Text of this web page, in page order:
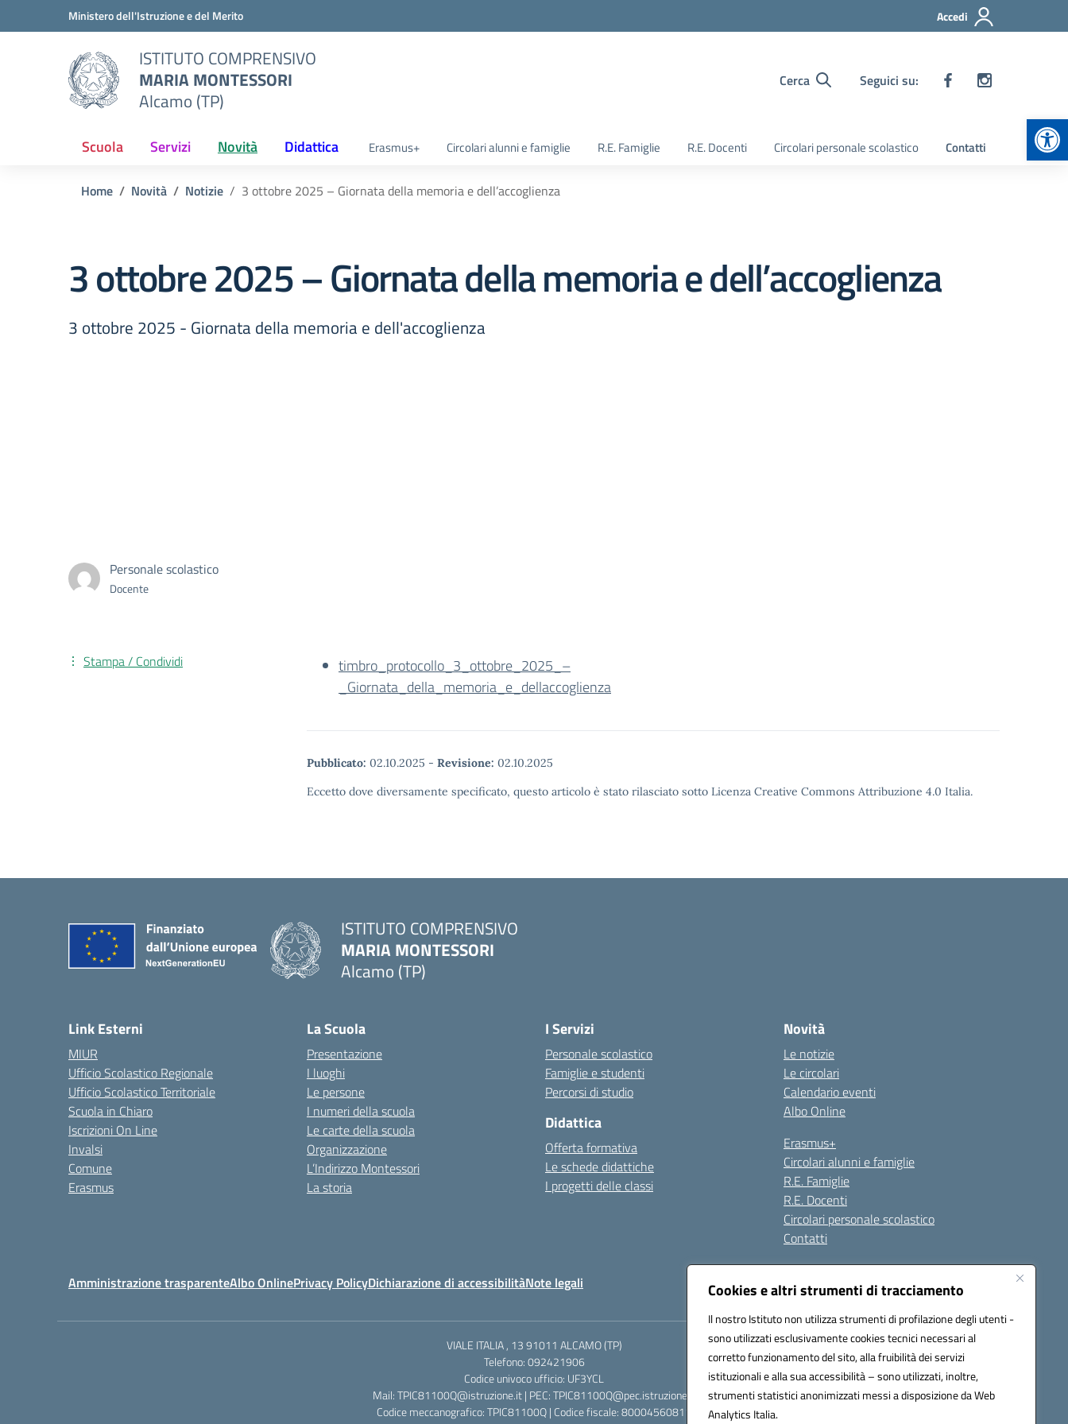
Cookies e altri strumenti di tracciamento
Il nostro Istituto non utilizza strumenti di profilazione degli utenti -
sono utilizzati esclusivamente cookies tecnici necessari al
corretto funzionamento del sito, alla fruibilità dei servizi
istituzionali e alla sua accessibilità – sono utilizzati, inoltre,
strumenti statistici anonimizzati messi a disposizione da Web
Analytics Italia.
Vai ai contenuti
Vai al menu di navigazioneMinistero dell'Istruzione e del Merito Accedi
ISTITUTO COMPRENSIVO
MARIA MONTESSORI
Alcamo (TP)
Cerca Seguici su:
Scuola Servizi Novità Didattica Erasmus+ Circolari alunni e famiglie R.E. Famiglie R.E. Docenti Circolari personale scolastico Contatti
Home Novità Notizie 3 ottobre 2025 – Giornata della memoria e dell’accoglienza
3 ottobre 2025 – Giornata della memoria e dell’accoglienza
3 ottobre 2025 - Giornata della memoria e dell'accoglienza
Personale scolastico
Docente
timbro_protocollo_3_ottobre_2025_–
_Giornata_della_memoria_e_dellaccoglienza
Pubblicato: 02.10.2025 - Revisione: 02.10.2025
Eccetto dove diversamente specificato, questo articolo è stato rilasciato sotto Licenza Creative Commons Attribuzione 4.0 Italia.
Stampa / Condividi
ISTITUTO COMPRENSIVO
MARIA MONTESSORI
Alcamo (TP)
Link Esterni
MIUR
Ufficio Scolastico Regionale
Ufficio Scolastico Territoriale
Scuola in Chiaro
Iscrizioni On Line
Invalsi
Comune
Erasmus
La Scuola
Presentazione
I luoghi
Le persone
I numeri della scuola
Le carte della scuola
Organizzazione
L’Indirizzo Montessori
La storia
I Servizi
Personale scolastico
Famiglie e studenti
Percorsi di studio
Didattica
Offerta formativa
Le schede didattiche
I progetti delle classi
Novità
Le notizie
Le circolari
Calendario eventi
Albo Online
Erasmus+
Circolari alunni e famiglie
R.E. Famiglie
R.E. Docenti
Circolari personale scolastico
Contatti
Amministrazione trasparenteAlbo OnlinePrivacy PolicyDichiarazione di accessibilitàNote legali Seguici su:
VIALE ITALIA , 13 91011 ALCAMO (TP)
Telefono: 092421906
Codice univoco ufficio: UF3YCL
Mail: TPIC81100Q@istruzione.it | PEC: TPIC81100Q@pec.istruzione.it
Codice meccanografico: TPIC81100Q | Codice fiscale: 80004560811